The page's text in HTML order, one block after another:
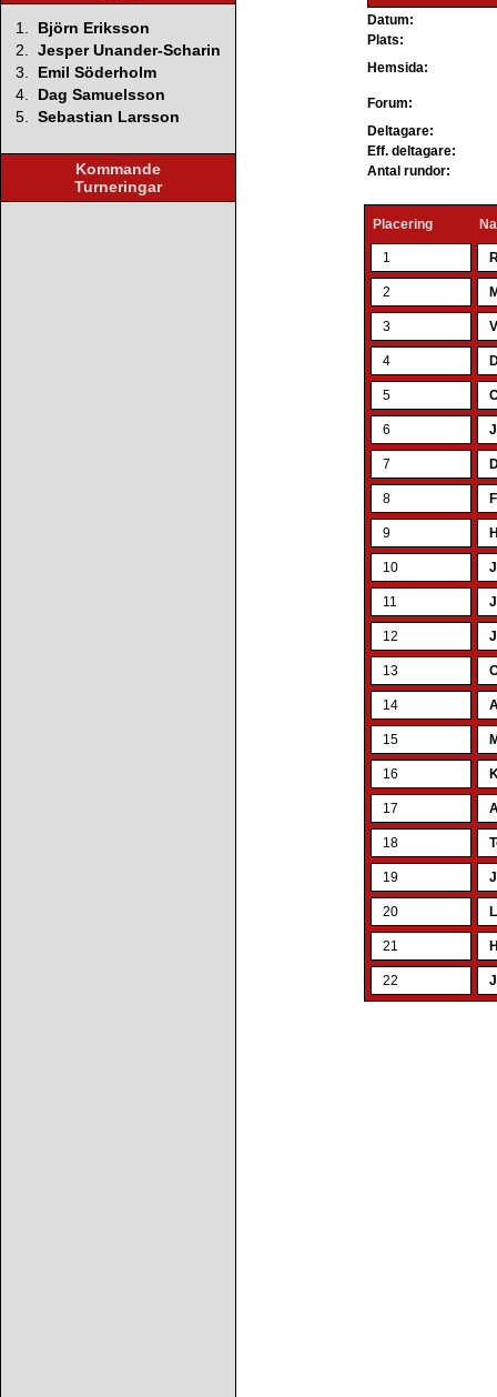
1.
Björn Eriksson
2. Jesper Unander-Scharin
3.
Emil Söderholm
4.
Dag Samuelsson
5. Sebastian Larsson
Kommande
Turneringar
Datum:
Plats:
Hemsida:
Forum:
Deltagare:
Eff. deltagare:
Antal rundor:
Placering
1
2
3
4
5
6
7
8
9
10
11
12
13
14
15
16
17
18
19
20
21
22